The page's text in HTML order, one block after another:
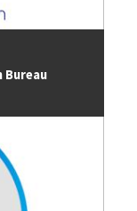
Bureau